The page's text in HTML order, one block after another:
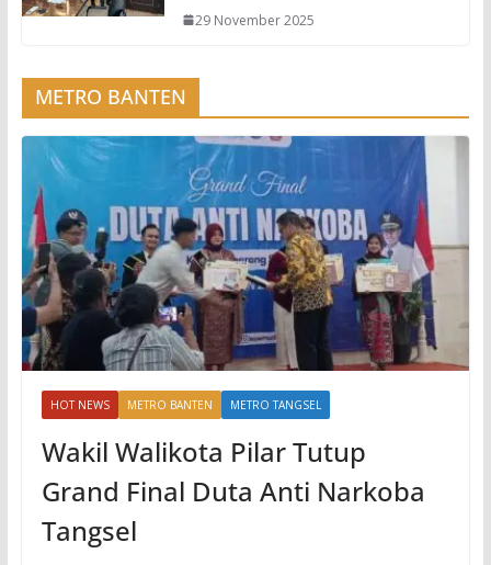
29 November 2025
METRO BANTEN
HOT NEWS METRO BANTEN METRO TANGSEL
Wakil Walikota Pilar Tutup
Grand Final Duta Anti Narkoba
Tangsel